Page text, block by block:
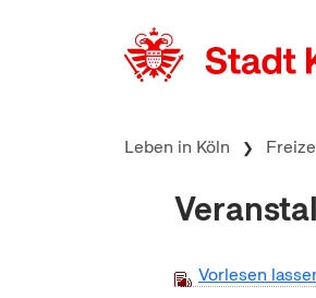
Leben in Köln
Vorlesen